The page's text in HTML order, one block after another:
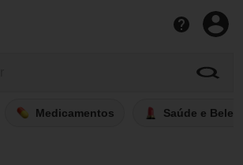
Medicamentos Saúde e